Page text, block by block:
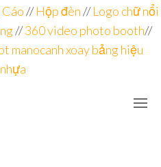
//Hộp đèn//Logo chữ nổi
//360 video photo booth//
manocanh xoay bảng hiệu